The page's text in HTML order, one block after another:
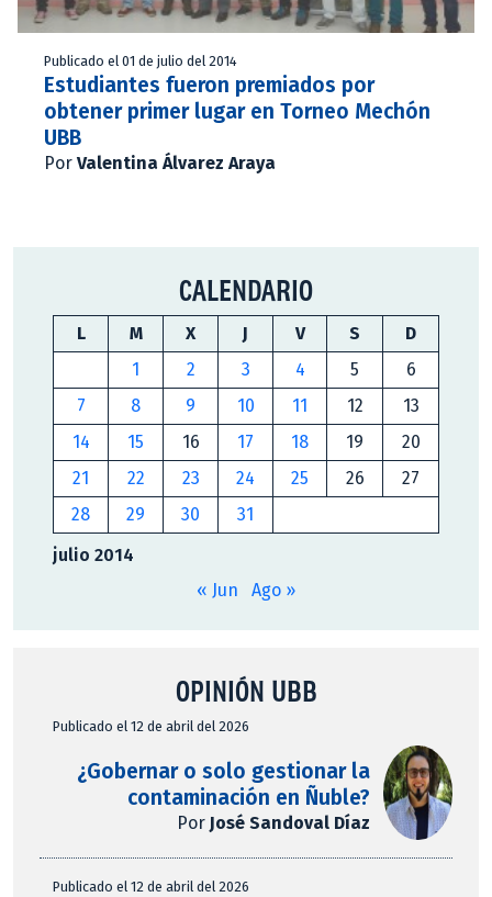
Publicado el 01 de julio del 2014
Estudiantes fueron premiados por
obtener primer lugar en Torneo Mechón
UBB
Por Valentina Álvarez Araya
CALENDARIO
julio 2014
L M X J V S
D
1
2 3 4 5
6
7
8 9 10 11 12
13
14
15 16 17 18 19
20
21
22 23 24 25 26
27
28
29 30 31
« Jun Ago »
OPINIÓN UBB
Publicado el 12 de abril del 2026
¿Gobernar o solo gestionar la
contaminación en Ñuble?
Por José Sandoval Díaz
Publicado el 12 de abril del 2026